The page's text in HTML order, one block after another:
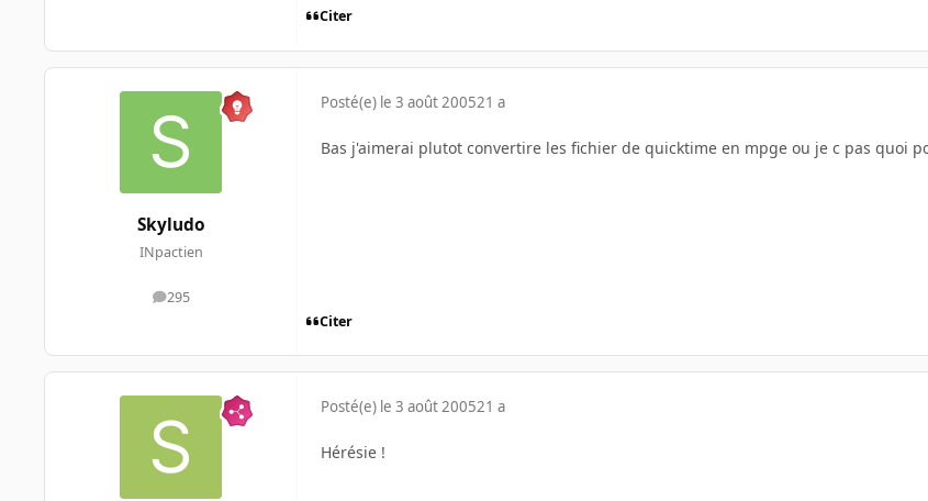
Citer
Skyludo
INpactien
295
messages
Posté(e) le 3 août 200521 a
Bas j'aimerai plutot convertire les fichier de quicktime en mpge ou je c pas quoi
Citer
Posté(e) le 3 août 200521 a
Hérésie !